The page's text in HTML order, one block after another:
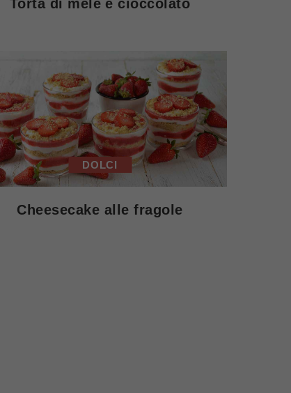
Torta di mele e cioccolato
DOLCI
Cheesecake alle fragole